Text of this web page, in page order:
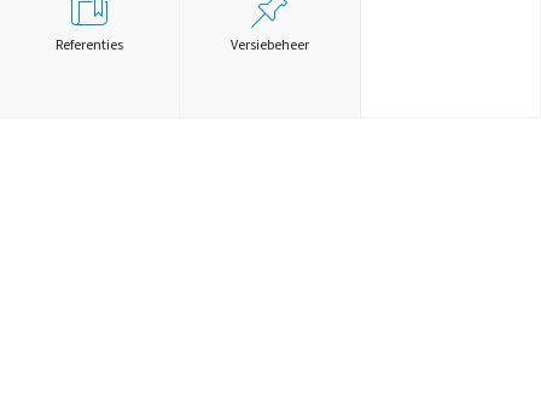
Referenties Versiebeheer